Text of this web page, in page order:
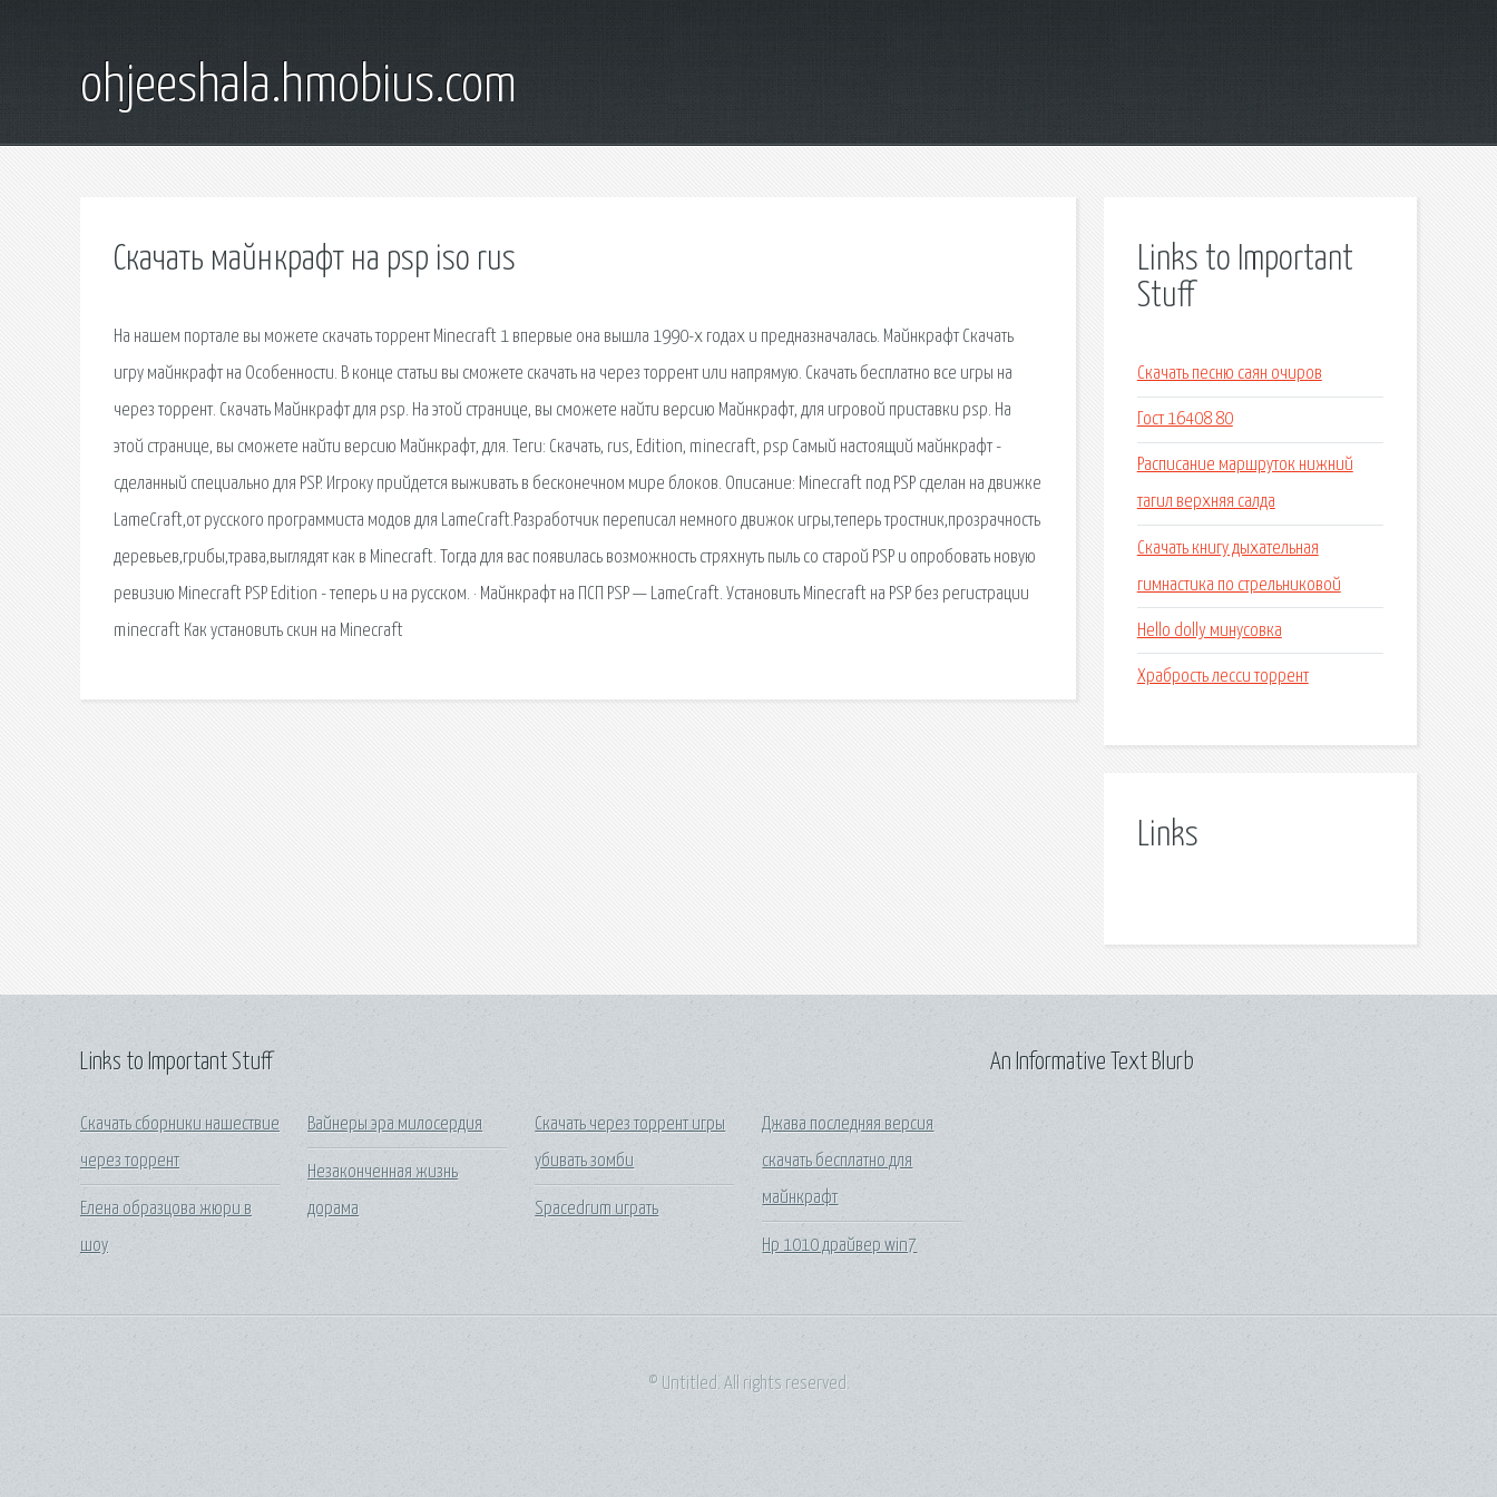
ohjeeshala.hmobius.com
Скачать майнкрафт на psp iso rus
На нашем портале вы можете скачать торрент Minecraft 1 впервые она вышла 1990-х годах и предназначалась. Майнкрафт Скачать
игру майнкрафт на Особенности. В конце статьи вы сможете скачать на через торрент или напрямую. Скачать бесплатно все игры на
через торрент. Скачать Майнкрафт для psp. На этой странице, вы сможете найти версию Майнкрафт, для игровой приставки psp. На
этой странице, вы сможете найти версию Майнкрафт, для. Теги: Скачать, rus, Edition, minecraft, psp Самый настоящий майнкрафт -
сделанный специально для PSP. Игроку прийдется выживать в бесконечном мире блоков. Описание: Minecraft под PSP сделан на движке
LameCraft,от русского программиста модов для LameCraft.Разработчик переписал немного движок игры,теперь тростник,прозрачность
деревьев,грибы,трава,выглядят как в Minecraft. Тогда для вас появилась возможность стряхнуть пыль со старой PSP и опробовать новую
ревизию Minecraft PSP Edition - теперь и на русском. · Майнкрафт на ПСП PSP — LameCraft. Установить Minecraft на PSP без регистрации
minecraft Как установить скин на Minecraft
Links to Important
Stuff
Скачать песню саян очиров
Гост 16408 80
Расписание маршруток нижний
тагил верхняя салда
Скачать книгу дыхательная
гимнастика по стрельниковой
Hello dolly минусовка
Храбрость лесси торрент
Links
Links to Important Stuff
Скачать сборники нашествие
через торрент
Елена образцова жюри в
шоу
Вайнеры эра милосердия
Незаконченная жизнь
дорама
Скачать через торрент игры
убивать зомби
Spacedrum играть
Джава последняя версия
скачать бесплатно для
майнкрафт
Hp 1010 драйвер win7
An Informative Text Blurb
© Untitled. All rights reserved.